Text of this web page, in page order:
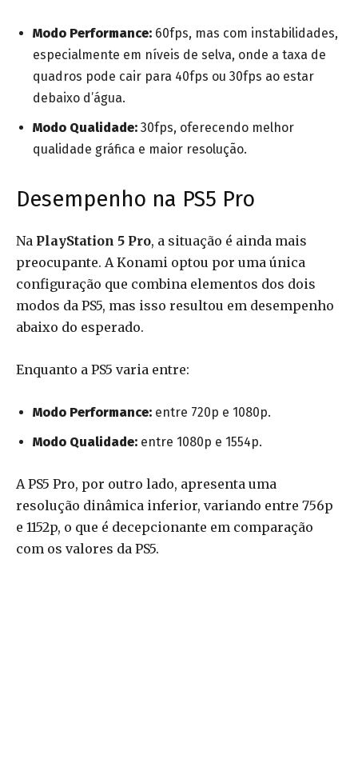
Modo Performance: 60fps, mas com instabilidades,
especialmente em níveis de selva, onde a taxa de
quadros pode cair para 40fps ou 30fps ao estar
debaixo d’água.
Modo Qualidade: 30fps, oferecendo melhor
qualidade gráfica e maior resolução.
Desempenho na PS5 Pro
Na PlayStation 5 Pro, a situação é ainda mais
preocupante. A Konami optou por uma única
configuração que combina elementos dos dois
modos da PS5, mas isso resultou em desempenho
abaixo do esperado.
Enquanto a PS5 varia entre:
Modo Performance: entre 720p e 1080p.
Modo Qualidade: entre 1080p e 1554p.
A PS5 Pro, por outro lado, apresenta uma
resolução dinâmica inferior, variando entre 756p
e 1152p, o que é decepcionante em comparação
com os valores da PS5.